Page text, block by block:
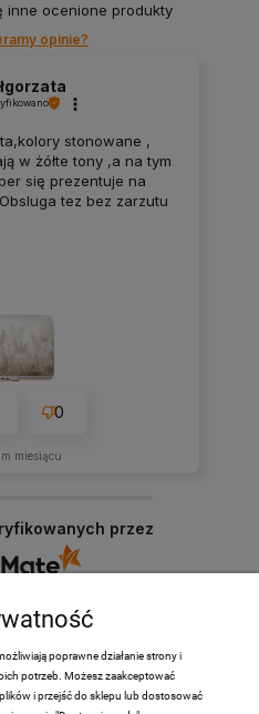
inne ocenione produkty
opinie?
stonowane ,
w żółte tony ,a na tym
się prezentuje na
tez bez zarzutu
0
miesiącu
przez
poprawne działanie strony i
potrzeb. Możesz zaakceptować
i przejść do sklepu lub dostosować